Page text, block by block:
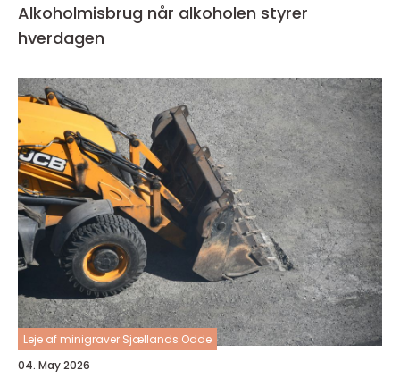
Alkoholmisbrug når alkoholen styrer
hverdagen
Leje af minigraver Sjællands Odde
04. May 2026